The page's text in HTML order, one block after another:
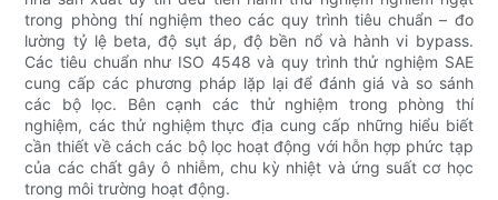
trong phòng thí nghiệm theo các quy trình tiêu chuẩn – đo
lường tỷ lệ beta, độ sụt áp, độ bền nổ và hành vi bypass.
Các tiêu chuẩn như ISO 4548 và quy trình thử nghiệm SAE
cung cấp các phương pháp lặp lại để đánh giá và so sánh
các bộ lọc. Bên cạnh các thử nghiệm trong phòng thí
nghiệm, các thử nghiệm thực địa cung cấp những hiểu biết
cần thiết về cách các bộ lọc hoạt động với hỗn hợp phức tạp
của các chất gây ô nhiễm, chu kỳ nhiệt và ứng suất cơ học
trong môi trường hoạt động.